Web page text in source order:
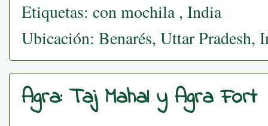
Etiquetas: con mochila, India
Ubicación: Benarés, Uttar Pradesh,
Agra: Taj Mahal y Agra Fort